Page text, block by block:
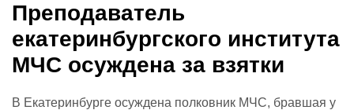
Преподаватель
екатеринбургского института
МЧС осуждена за взятки
В Екатеринбурге осуждена полковник МЧС, бравшая у